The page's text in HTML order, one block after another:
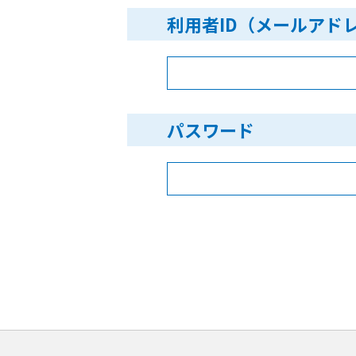
利用者ID（メールアド
パスワード